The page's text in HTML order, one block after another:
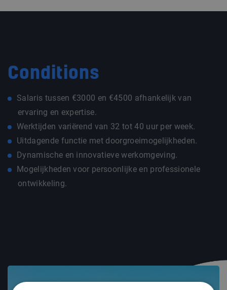
Conditions
Salaris tussen €3000 en €4500 afhankelijk van
ervaring en expertise.
Werktijden variërend van 32 tot 40 uur per week.
Uitdagende functie met doorgroeimogelijkheden.
Dynamische en innovatieve werkomgeving.
Mogelijkheden voor persoonlijke en professionele
ontwikkeling.